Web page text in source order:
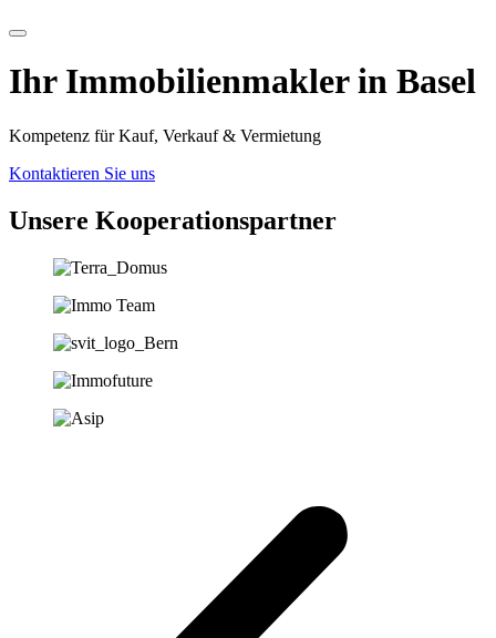
Ihr Immobilien­­­makler in Basel
Kompetenz für Kauf, Verkauf & Vermietung
Kontaktieren Sie uns
Unsere Koopera­tions­partner